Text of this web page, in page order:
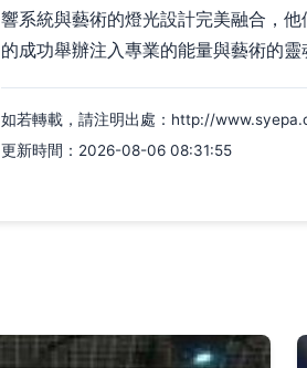
響系統與藝術的燈光設計完美融合，
的成功舉辦注入專業的能量與藝術的靈
如若轉載，請注明出處：http://
更新時間：2026-08-06 08:31:55